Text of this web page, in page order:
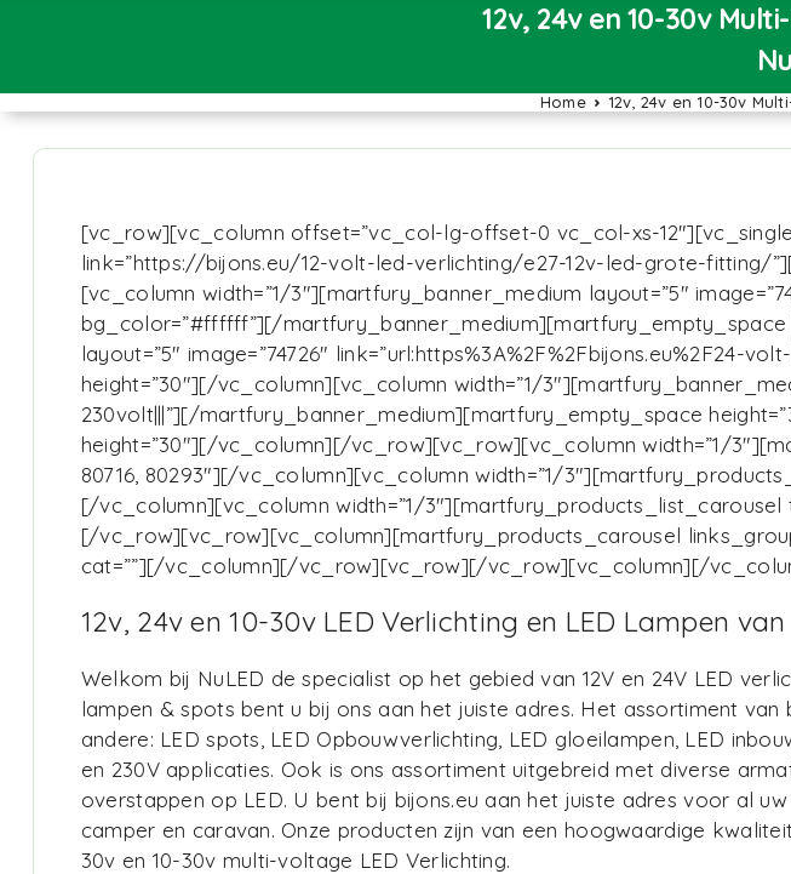
12v, 24v en 10-30v
Home 12v, 24v en 10-30v
[vc_row][vc_column offset=”vc_col-lg-offset-0 vc_col-xs-
link=”https://bijons.eu/12-volt-led-verlichting/e27-12v-led-grote-
[vc_column width=”1/3″][martfury_banner_medium layout=”5″
bg_color=”#ffffff”][/
layout=”5″ image=”74726″
height=”30″][/vc_column][vc_column width=”1/
230volt|||”][/martfury_banner_medium][martfury_empty_space
height=”30″][/vc_column][/vc_row][vc_row][vc_column width=”1/
80716, 80293″][/vc_column][vc_column width=”1/
[/vc_column][vc_column width=”1/3″][martfury_products_list_carousel
[/vc_row][vc_row][vc_column][martfury_products_carousel
cat=””][/vc_column][/vc_row][vc_row][/vc_row][vc_column][/
12v, 24v en 10-30v LED Verlichting en LED Lampen
Welkom bij NuLED de specialist op het gebied van 12V en 24V LED
lampen & spots bent u bij ons aan het juiste adres. Het assortiment
andere: LED spots, LED Opbouwverlichting, LED gloeilampen, LED
en 230V applicaties. Ook is ons assortiment uitgebreid met diverse
overstappen op LED. U bent bij bijons.eu aan het juiste adres voor al
camper en caravan. Onze producten zijn van een hoogwaardige
30v en 10-30v multi-voltage LED Verlichting.